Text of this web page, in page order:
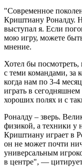
"Современное
Криштиану Роналду.
выступал я. Если
мою игру, можете
мнение.
Хотел бы
с теми командами, за
когда нам по 3-4
играть в
хороших полях и с
Роналду – зверь.
физикой, а техники у
Криштиану играет в
он не может почти
универсальным
в центре", —